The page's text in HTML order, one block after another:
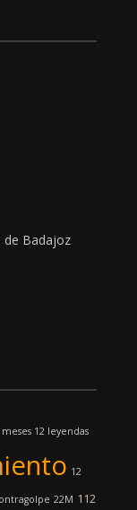
de Badajoz
meses 12 leyendas
12
22M 112